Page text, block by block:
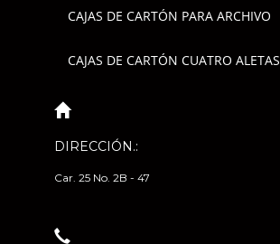
CAJAS DE CARTÓN PARA ARCHIVO
CAJAS DE CARTÓN CUATRO ALETAS
DIRECCIÓN.:
Car. 25 No. 2B - 47